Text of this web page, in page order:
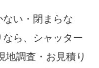
い・閉まらな
ら、シャッター
地調査・お見積り